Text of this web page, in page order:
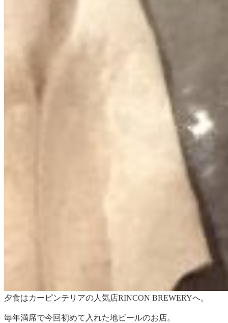
夕食はカーピンテリアの人気店RINCON BREWERYへ。
毎年満席で今回初めて入れた地ビールのお店。